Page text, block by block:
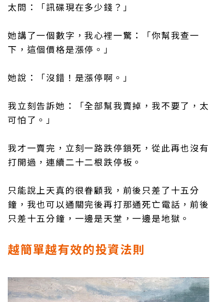
太問：「訊碟現在多少錢？」
她講了一個數字，我心裡一驚：「你幫我查一
下，這個價格是漲停。」
她說：「沒錯！是漲停啊。」
我立刻告訴她：「全部幫我賣掉，我不要了，太
可怕了。」
我才一賣完，立刻一路跌停鎖死，從此再也沒有
打開過，連續二十二根跌停板。
只能說上天真的很眷顧我，前後只差了十五分
鐘，我也可以通關完後再打那通死亡電話，前後
只差十五分鐘，一邊是天堂，一邊是地獄。
越簡單越有效的投資法則